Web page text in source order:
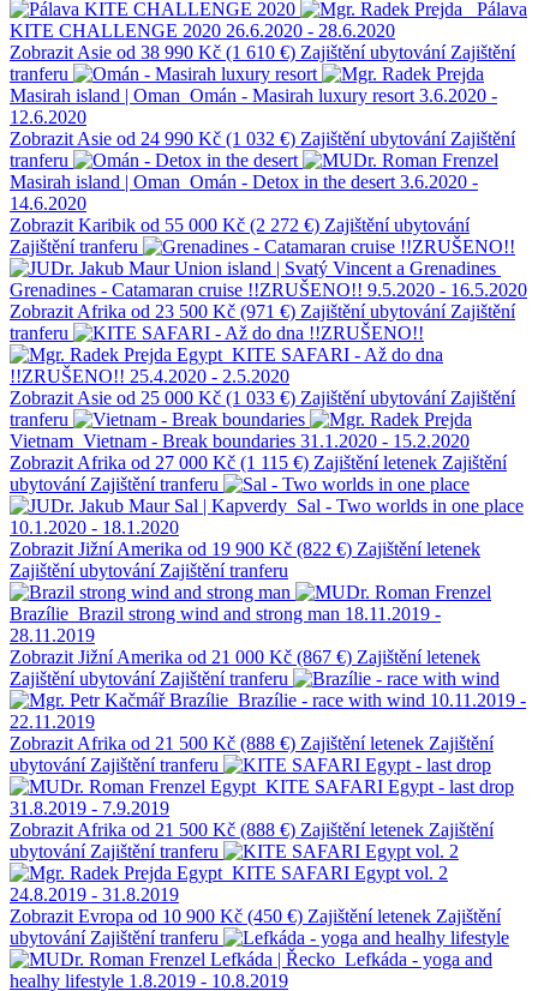
Pálava
KITE CHALLENGE 2020 26.6.2020 - 28.6.2020
Zobrazit Asie od 38 990 Kč (1 610 €) Zajištění ubytování Zajištění
tranferu
Masirah island | Oman Omán - Masirah luxury resort 3.6.2020 -
12.6.2020
Zobrazit Asie od 24 990 Kč (1 032 €) Zajištění ubytování Zajištění
tranferu
Masirah island | Oman Omán - Detox in the desert 3.6.2020 -
14.6.2020
Zobrazit Karibik od 55 000 Kč (2 272 €) Zajištění ubytování
Zajištění tranferu
Union island | Svatý Vincent a Grenadines
Grenadines - Catamaran cruise !!ZRUŠENO!! 9.5.2020 - 16.5.2020
Zobrazit Afrika od 23 500 Kč (971 €) Zajištění ubytování Zajištění
tranferu
Egypt KITE SAFARI - Až do dna
!!ZRUŠENO!! 25.4.2020 - 2.5.2020
Zobrazit Asie od 25 000 Kč (1 033 €) Zajištění ubytování Zajištění
tranferu
Vietnam Vietnam - Break boundaries 31.1.2020 - 15.2.2020
Zobrazit Afrika od 27 000 Kč (1 115 €) Zajištění letenek Zajištění
ubytování Zajištění tranferu
Sal | Kapverdy Sal - Two worlds in one place
10.1.2020 - 18.1.2020
Zobrazit Jižní Amerika od 19 900 Kč (822 €) Zajištění letenek
Zajištění ubytování Zajištění tranferu
Brazílie Brazil strong wind and strong man 18.11.2019 -
28.11.2019
Zobrazit Jižní Amerika od 21 000 Kč (867 €) Zajištění letenek
Zajištění ubytování Zajištění tranferu
Brazílie Brazílie - race with wind 10.11.2019 -
22.11.2019
Zobrazit Afrika od 21 500 Kč (888 €) Zajištění letenek Zajištění
ubytování Zajištění tranferu
Egypt KITE SAFARI Egypt - last drop
31.8.2019 - 7.9.2019
Zobrazit Afrika od 21 500 Kč (888 €) Zajištění letenek Zajištění
ubytování Zajištění tranferu
Egypt KITE SAFARI Egypt vol. 2
24.8.2019 - 31.8.2019
Zobrazit Evropa od 10 900 Kč (450 €) Zajištění letenek Zajištění
ubytování Zajištění tranferu
Lefkáda | Řecko Lefkáda - yoga and
healhy lifestyle 1.8.2019 - 10.8.2019